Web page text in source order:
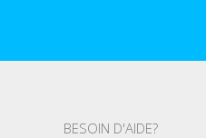
BESOIN D'AIDE?